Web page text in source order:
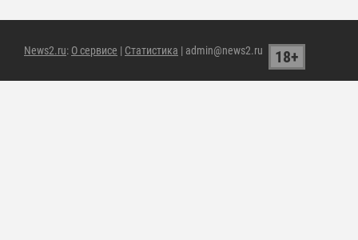
News2.ru: О сервисе | Статистика | admin@news2.ru 18+